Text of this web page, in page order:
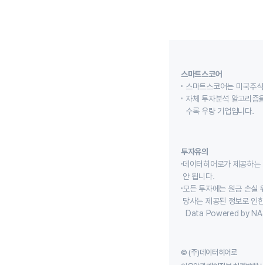
스마트스코어
스마트스코어는 미국주
자체 투자분석 알고리즘
수록 우량 기업입니다.
투자유의
데이터히어로가 제공하
안 됩니다.
모든 투자에는 원금 손실
당사는 제공된 정보로 인
Data Powered by
© (주)데이터히어로